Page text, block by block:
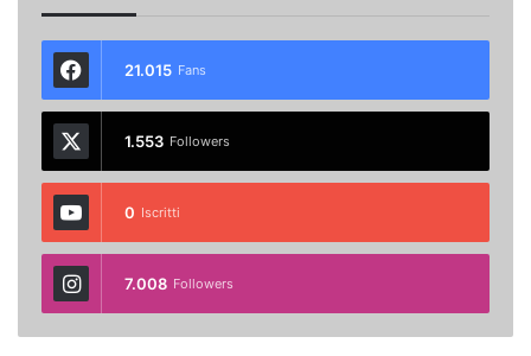
21.015 Fans
1.553 Followers
0 Iscritti
7.008 Followers